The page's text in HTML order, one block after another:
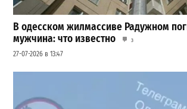
В одесском жилмассиве Радужном
мужчина: что известно
3
27-07-2026 в 13:47